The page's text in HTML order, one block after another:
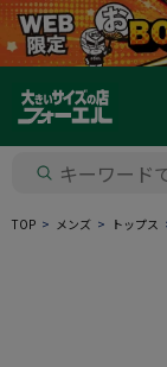
TOP メンズ トップス